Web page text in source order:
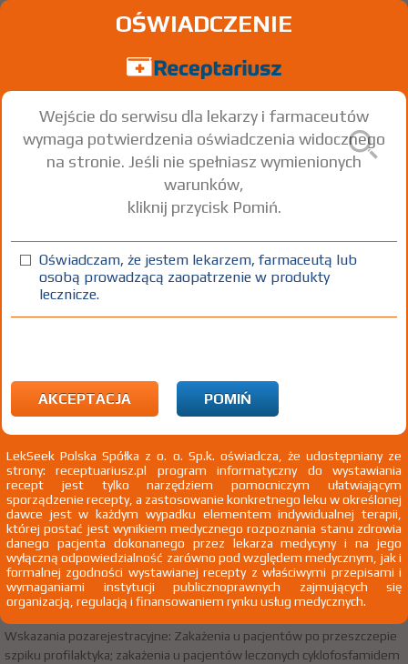
Znaleziono wyników:
A43 Choroba zakaźna wywołana przez Nocardia
[nokardioza]
Biseptol® Rx
100%
15,35 zł
50%(1)
6,91 zł
75+(2)
bezpł.
DZ (3)
bezpł.
Cotrimoxazolum
zaw. doust. 240 mg/5 ml 1 but. 100 ml
Doustnie
Zakłady Farmaceutyczne
Polpharma SA
1) Refundacja we wszystkich zarejestrowanych wskazaniach.Pokaż
Wskazania pozarejestracyjne: Zakażenia u pacjentów po przeszczepie
szpiku profilaktyka; zakażenia u pacjentów leczonych cyklofosfamidem
OŚWIADCZENIE
Wejście do serwisu dla lekarzy i farmaceutów
wymaga potwierdzenia oświadczenia widocznego
na stronie. Jeśli nie spełniasz wymienionych
warunków,
kliknij przycisk Pomiń.
Oświadczam, że jestem lekarzem, farmaceutą lub
osobą prowadzącą zaopatrzenie w produkty
lecznicze.
AKCEPTACJA POMIŃ
LekSeek Polska Spółka z o. o. Sp.k. oświadcza, że udostępniany ze
strony: receptuariusz.pl program informatyczny do wystawiania
recept jest tylko narzędziem pomocniczym ułatwiającym
sporządzenie recepty, a zastosowanie konkretnego leku w określonej
dawce jest w każdym wypadku elementem indywidualnej terapii,
której postać jest wynikiem medycznego rozpoznania stanu zdrowia
danego pacjenta dokonanego przez lekarza medycyny i na jego
wyłączną odpowiedzialność zarówno pod względem medycznym, jak i
formalnej zgodności wystawianej recepty z właściwymi przepisami i
wymaganiami instytucji publicznoprawnych zajmujących się
organizacją, regulacją i finansowaniem rynku usług medycznych.